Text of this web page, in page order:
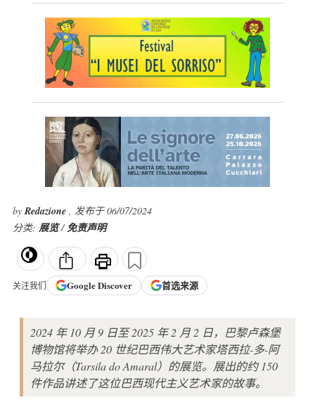
byRedazione , 发布于 06/07/2024
分类: 展览/免责声明
关注我们 GoogleDiscover 首选来源
2024 年 10 月 9 日至 2025 年 2 月 2 日，巴黎卢森堡
博物馆将举办 20 世纪巴西伟大艺术家塔西拉-多-阿
马拉尔（Tarsila do Amaral）的展览。展出的约 150
件作品讲述了这位巴西现代主义艺术家的故事。